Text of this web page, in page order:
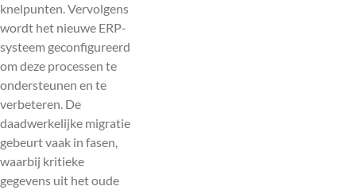
knelpunten. Vervolgens
wordt het nieuwe ERP-
systeem geconfigureerd
om deze processen te
ondersteunen en te
verbeteren. De
daadwerkelijke migratie
gebeurt vaak in fasen,
waarbij kritieke
gegevens uit het oude